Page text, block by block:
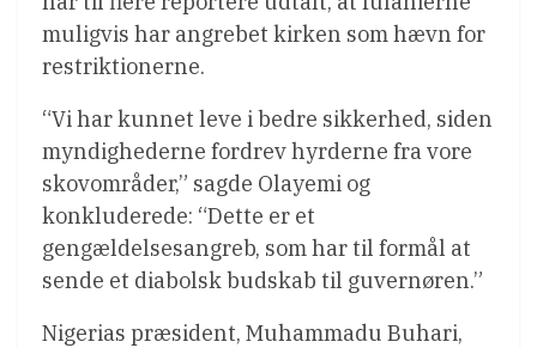
muligvis har angrebet kirken som hævn for
restriktionerne.
“Vi har kunnet leve i bedre sikkerhed, siden
myndighederne fordrev hyrderne fra vore
skovområder,” sagde Olayemi og
konkluderede: “Dette er et
gengældelsesangreb, som har til formål at
sende et diabolsk budskab til guvernøren.”
Nigerias præsident, Muhammadu Buhari,